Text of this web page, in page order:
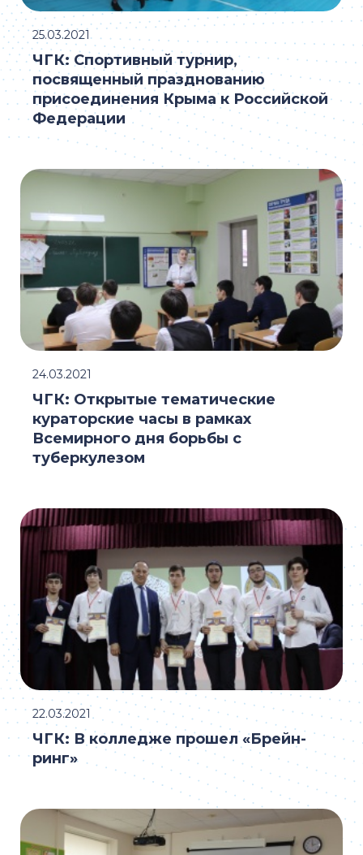
ЧГК: Спортивный турнир,
посвященный празднованию
присоединения Крыма к Российской
Федерации
25.03.2021
ЧГК: Открытые тематические
кураторские часы в рамках
Всемирного дня борьбы с
туберкулезом
24.03.2021
ЧГК: В колледже прошел «Брейн-
ринг»
22.03.2021